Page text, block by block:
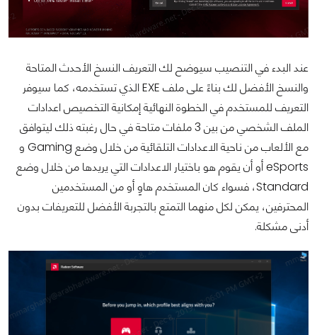
عند البدء في التنصيب سيوضح لك التعريف النسخ الأحدث المتاحة
والنسخ الأفضل لك بناءً على ملف EXE الذي تستخدمه، كما سيوفر
التعريف للمستخدم في الخطوة النهائية إمكانية التخصيص اعدادات
الملف الشخصي من بين 3 ملفات متاحة في حال رغبته ذلك ليتوافق
مع الألعاب من ناحية الاعدادات التلقائية من خلال وضع Gaming و
eSports أو أن يقوم هو باختيار الاعدادات التي يريدها من خلال وضع
Standard، فسواء كان المستخدم هاوٍ أو من المستخدمين
المحترفين، يمكن لكل منهما التمتع بالتجربة الأفضل للتعريفات بدون
أدنى مشكلة.